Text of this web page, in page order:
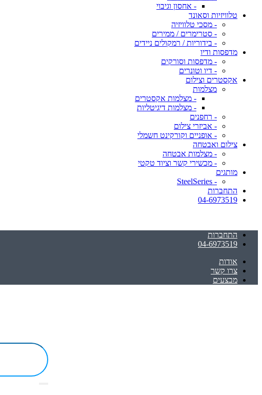
- אחסון וגיבוי
טלוויזיות וסאונד
- מסכי טלוויזיה
- סטרימרים / ממירים
- בידוריות / רמקולים ניידים
מדפסות ודיו
- מדפסות וסורקים
- דיו וטונרים
אקסטרים וצילום
מצלמות
- מצלמות אקסטרים
- מצלמות דיגיטליות
- רחפנים
- אביזרי צילום
- אופניים וקורקינט חשמלי
צילום ואבטחה
- מצלמות אבטחה
- מכשירי קשר וציוד טקטי
מותגים
- SteelSeries
התחברות
04-6973519
התחברות
04-6973519
אודות
צרו קשר
מבצעים